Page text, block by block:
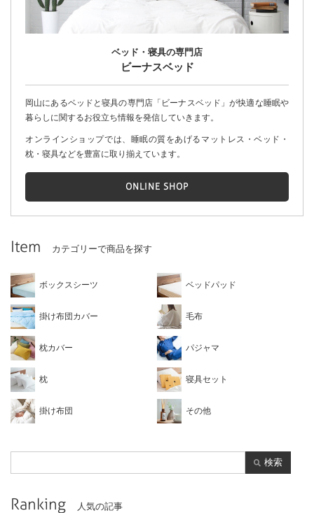
ベッド・寝具の専門店
ビーナスベッド
岡山にあるベッドと寝具の専門店「ビーナスベッド」が快適な睡眠や
暮らしに関するお役立ち情報を発信していきます。
オンラインショップでは、睡眠の質をあげるマットレス・ベッド・
枕・寝具などを豊富に取り揃えています。
ONLINE SHOP
Item カテゴリーで商品を探す
ボックスシーツ ベッドパッド
掛け布団カバー 毛布
枕カバー パジャマ
枕 寝具セット
掛け布団 その他
検索
Ranking 人気の記事